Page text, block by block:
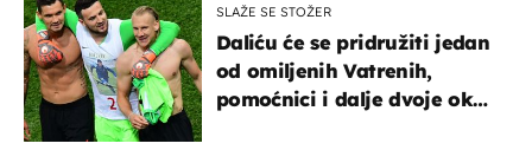
SLAŽE SE STOŽER
Daliću će se pridružiti jedan
od omiljenih Vatrenih,
pomoćnici i dalje dvoje oko